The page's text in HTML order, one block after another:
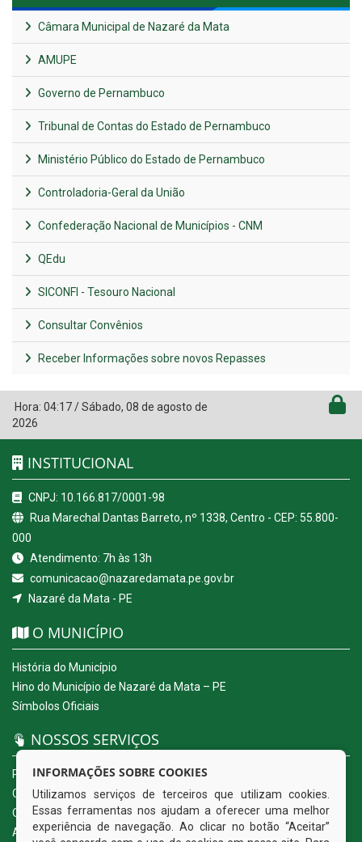
Câmara Municipal de Nazaré da Mata
AMUPE
Governo de Pernambuco
Tribunal de Contas do Estado de Pernambuco
Ministério Público do Estado de Pernambuco
Controladoria-Geral da União
Confederação Nacional de Municípios - CNM
QEdu
SICONFI - Tesouro Nacional
Consultar Convênios
Receber Informações sobre novos Repasses
Hora: 04:17/Sábado, 08 de agosto de
2026
INSTITUCIONAL
CNPJ: 10.166.817/0001-98
Rua Marechal Dantas Barreto, nº 1338, Centro - CEP: 55.800-
000
Atendimento: 7h às 13h
comunicacao@nazaredamata.pe.gov.br
Nazaré da Mata - PE
O MUNICÍPIO
História do Município
Hino do Município de Nazaré da Mata – PE
Símbolos Oficiais
NOSSOS SERVIÇOS
Portal da Transparência
Carta de Serviços ao Usuário
Ouvidoria Eletrônica
Acesso a Informação (eSIC)
INFORMAÇÕES SOBRE COOKIES
Utilizamos serviços de terceiros que utilizam cookies.
Essas ferramentas nos ajudam a oferecer uma melhor
experiência de navegação. Ao clicar no botão “Aceitar”